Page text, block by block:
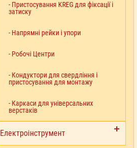
- Пристосування KREG для фіксації і
затиску
- Напрямні рейки і упори
- Робочі Центри
- Кондуктори для свердління і
пристосування для монтажу
- Каркаси для універсальних
верстаків
Електроінструмент